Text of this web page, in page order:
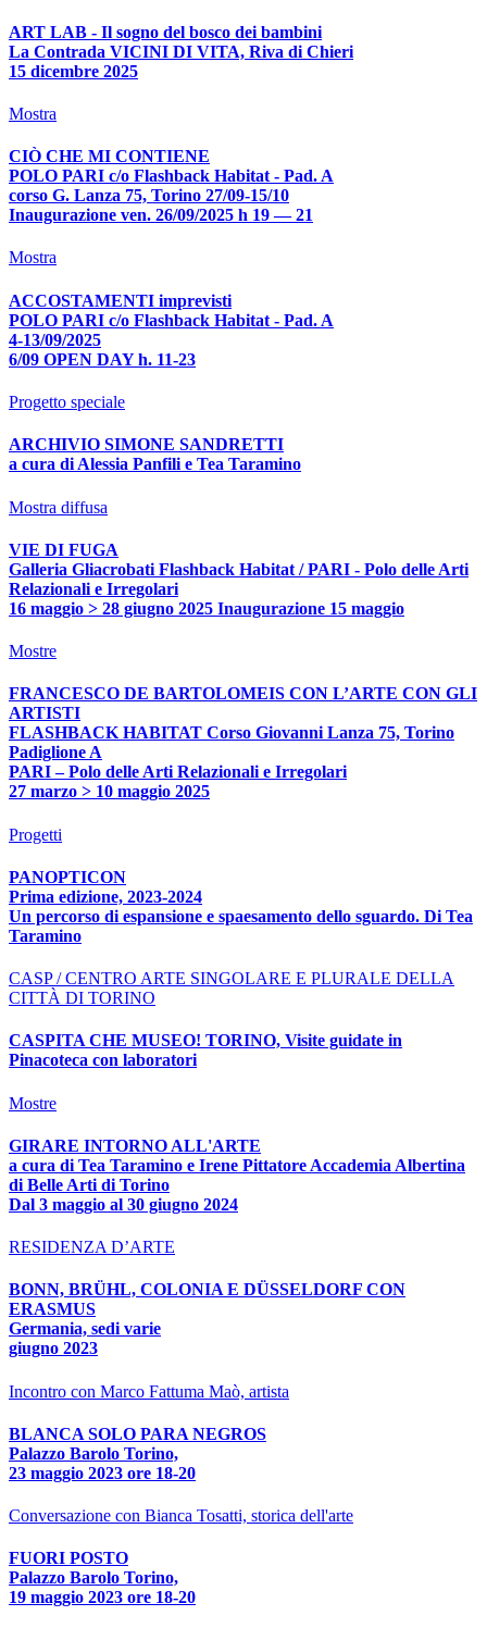
ART LAB - Il sogno del bosco dei bambini
La Contrada VICINI DI VITA, Riva di Chieri
15 dicembre 2025
Mostra
CIÒ CHE MI CONTIENE
POLO PARI c/o Flashback Habitat - Pad. A
corso G. Lanza 75, Torino 27/09-15/10
Inaugurazione ven. 26/09/2025 h 19 — 21
Mostra
ACCOSTAMENTI imprevisti
POLO PARI c/o Flashback Habitat - Pad. A
4-13/09/2025
6/09 OPEN DAY h. 11-23
Progetto speciale
ARCHIVIO SIMONE SANDRETTI
a cura di Alessia Panfili e Tea Taramino
Mostra diffusa
VIE DI FUGA
Galleria Gliacrobati Flashback Habitat / PARI - Polo delle Arti
Relazionali e Irregolari
16 maggio > 28 giugno 2025 Inaugurazione 15 maggio
Mostre
FRANCESCO DE BARTOLOMEIS CON L’ARTE CON GLI
ARTISTI
FLASHBACK HABITAT Corso Giovanni Lanza 75, Torino
Padiglione A
PARI – Polo delle Arti Relazionali e Irregolari
27 marzo > 10 maggio 2025
Progetti
PANOPTICON
Prima edizione, 2023-2024
Un percorso di espansione e spaesamento dello sguardo. Di Tea
Taramino
CASP / CENTRO ARTE SINGOLARE E PLURALE DELLA
CITTÀ DI TORINO
CASPITA CHE MUSEO! TORINO, Visite guidate in
Pinacoteca con laboratori
Mostre
GIRARE INTORNO ALL'ARTE
a cura di Tea Taramino e Irene Pittatore Accademia Albertina
di Belle Arti di Torino
Dal 3 maggio al 30 giugno 2024
RESIDENZA D’ARTE
BONN, BRÜHL, COLONIA E DÜSSELDORF CON
ERASMUS
Germania, sedi varie
giugno 2023
Incontro con Marco Fattuma Maò, artista
BLANCA SOLO PARA NEGROS
Palazzo Barolo Torino,
23 maggio 2023 ore 18-20
Conversazione con Bianca Tosatti, storica dell'arte
FUORI POSTO
Palazzo Barolo Torino,
19 maggio 2023 ore 18-20